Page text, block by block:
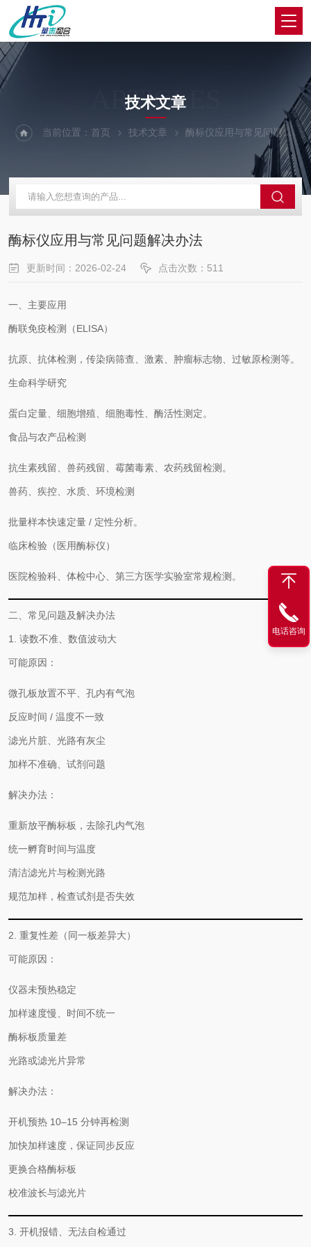
ARTICLES
技术文章
当前位置：首页 技术文章 酶标仪应用与常见问题解决办法
酶标仪应用与常见问题解决办法
更新时间：2026-02-24 点击次数：511
一、主要应用
酶联免疫检测（ELISA）
抗原、抗体检测，传染病筛查、激素、肿瘤标志物、过敏原检测等。
生命科学研究
蛋白定量、细胞增殖、细胞毒性、酶活性测定。
食品与农产品检测
抗生素残留、兽药残留、霉菌毒素、农药残留检测。
兽药、疾控、水质、环境检测
批量样本快速定量 / 定性分析。
临床检验（医用酶标仪）
医院检验科、体检中心、第三方医学实验室常规检测。
二、常见问题及解决办法
1. 读数不准、数值波动大
可能原因：
微孔板放置不平、孔内有气泡
反应时间 / 温度不一致
滤光片脏、光路有灰尘
加样不准确、试剂问题
解决办法：
重新放平酶标板，去除孔内气泡
统一孵育时间与温度
清洁滤光片与检测光路
规范加样，检查试剂是否失效
2. 重复性差（同一板差异大）
可能原因：
仪器未预热稳定
加样速度慢、时间不统一
酶标板质量差
光路或滤光片异常
解决办法：
开机预热 10–15 分钟再检测
加快加样速度，保证同步反应
更换合格酶标板
校准波长与滤光片
3. 开机报错、无法自检通过
电话咨询